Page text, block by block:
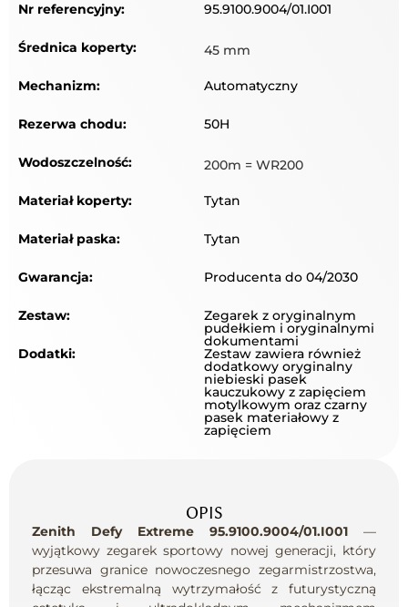
Nr referencyjny: 95.9100.9004/01.I001
Średnica koperty: 45 mm
Mechanizm: Automatyczny
Rezerwa chodu: 50H
Wodoszczelność: 200m = WR200
Materiał koperty: Tytan
Materiał paska: Tytan
Gwarancja: Producenta do 04/2030
Zestaw: Zegarek z oryginalnym
pudełkiem i oryginalnymi
dokumentami
Dodatki: Zestaw zawiera również
dodatkowy oryginalny
niebieski pasek
kauczukowy z zapięciem
motylkowym oraz czarny
pasek materiałowy z
zapięciem
OPIS
Zenith Defy Extreme 95.9100.9004/01.I001 —
wyjątkowy zegarek sportowy nowej generacji, który
przesuwa granice nowoczesnego zegarmistrzostwa,
łącząc ekstremalną wytrzymałość z futurystyczną